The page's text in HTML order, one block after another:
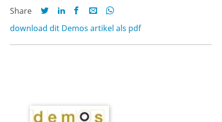
Share
download dit Demos artikel als pdf